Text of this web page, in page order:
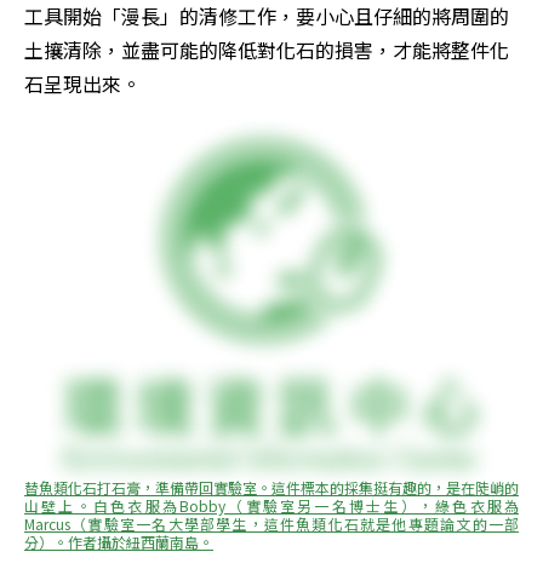
工具開始「漫長」的清修工作，要小心且仔細的將周圍的
土攘清除，並盡可能的降低對化石的損害，才能將整件化
石呈現出來。
替魚類化石打石膏，準備帶回實驗室。這件標本的採集挺有趣的，是在陡峭的
山壁上。白色衣服為Bobby（實驗室另一名博士生），綠色衣服為
Marcus（實驗室一名大學部學生，這件魚類化石就是他專題論文的一部
分）。作者攝於紐西蘭南島。